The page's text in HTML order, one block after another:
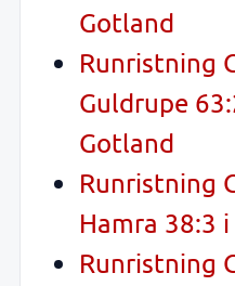
Gotland
Runristning
Guldrupe
Gotland
Runristning
Hamra 38:3
Runristning